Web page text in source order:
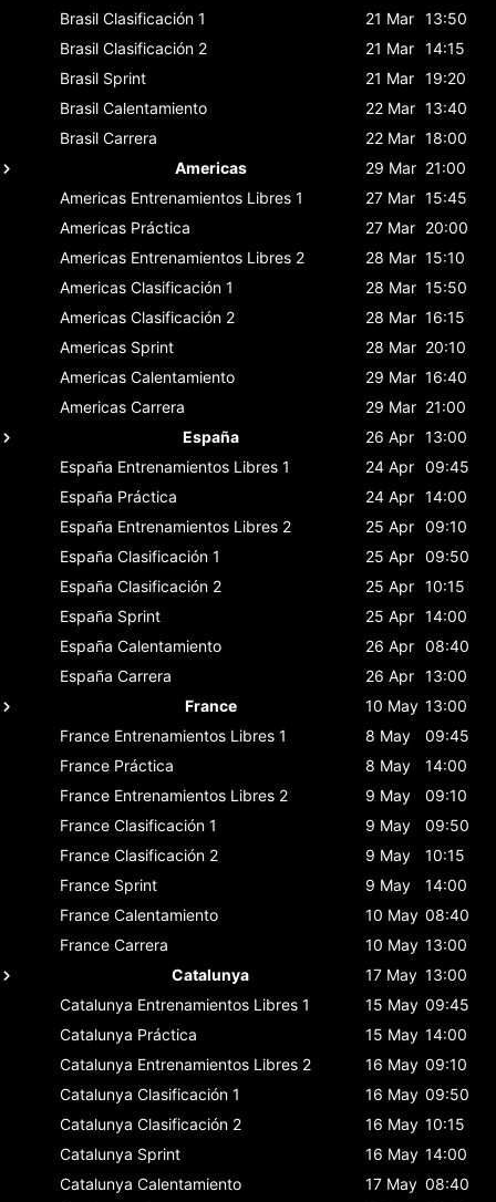
Brasil Clasificación 1 21 Mar 13:50
Brasil Clasificación 2 21 Mar 14:15
Brasil Sprint 21 Mar 19:20
Brasil Calentamiento 22 Mar 13:40
Brasil Carrera 22 Mar 18:00
Americas
29 Mar 21:00
Americas Entrenamientos Libres 1 27 Mar 15:45
Americas Práctica 27 Mar 20:00
Americas Entrenamientos Libres 2 28 Mar 15:10
Americas Clasificación 1 28 Mar 15:50
Americas Clasificación 2 28 Mar 16:15
Americas Sprint 28 Mar 20:10
Americas Calentamiento 29 Mar 16:40
Americas Carrera 29 Mar 21:00
España
26 Apr 13:00
España Entrenamientos Libres 1 24 Apr 09:45
España Práctica 24 Apr 14:00
España Entrenamientos Libres 2 25 Apr 09:10
España Clasificación 1 25 Apr 09:50
España Clasificación 2 25 Apr 10:15
España Sprint 25 Apr 14:00
España Calentamiento 26 Apr 08:40
España Carrera 26 Apr 13:00
France
10 May 13:00
France Entrenamientos Libres 1 8 May
09:45
France Práctica 8 May
14:00
France Entrenamientos Libres 2 9 May
09:10
France Clasificación 1 9 May
09:50
France Clasificación 2 9 May
10:15
France Sprint 9 May
14:00
France Calentamiento 10 May 08:40
France Carrera 10 May 13:00
Catalunya
17 May 13:00
Catalunya Entrenamientos Libres 1 15 May 09:45
Catalunya Práctica 15 May 14:00
Catalunya Entrenamientos Libres 2 16 May 09:10
Catalunya Clasificación 1 16 May 09:50
Catalunya Clasificación 2 16 May 10:15
Catalunya Sprint 16 May 14:00
Catalunya Calentamiento 17 May 08:40